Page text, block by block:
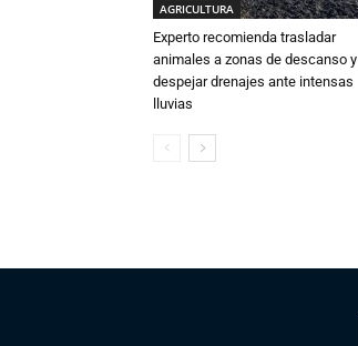
AGRICULTURA
Experto recomienda trasladar
animales a zonas de descanso y
despejar drenajes ante intensas
lluvias